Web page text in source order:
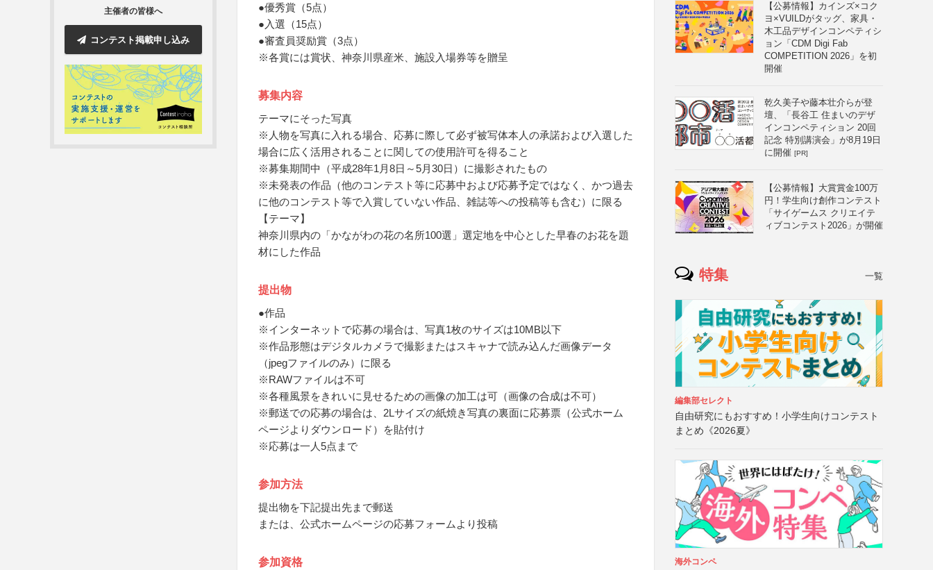
主催者の皆様へ
コンテスト掲載申し込み
●優秀賞（5点）
●入選（15点）
●審査員奨励賞（3点）
※各賞には賞状、神奈川県産米、施設入場券等を贈呈
募集内容
テーマにそった写真
※人物を写真に入れる場合、応募に際して必ず被写体本人の承諾および入選した
場合に広く活用されることに関しての使用許可を得ること
※募集期間中（平成28年1月8日～5月30日）に撮影されたもの
※未発表の作品（他のコンテスト等に応募中および応募予定ではなく、かつ過去
に他のコンテスト等で入賞していない作品、雑誌等への投稿等も含む）に限る
【テーマ】
神奈川県内の「かながわの花の名所100選」選定地を中心とした早春のお花を題
材にした作品
提出物
●作品
※インターネットで応募の場合は、写真1枚のサイズは10MB以下
※作品形態はデジタルカメラで撮影またはスキャナで読み込んだ画像データ
（jpegファイルのみ）に限る
※RAWファイルは不可
※各種風景をきれいに見せるための画像の加工は可（画像の合成は不可）
※郵送での応募の場合は、2Lサイズの紙焼き写真の裏面に応募票（公式ホーム
ページよりダウンロード）を貼付け
※応募は一人5点まで
参加方法
提出物を下記提出先まで郵送
または、公式ホームページの応募フォームより投稿
参加資格
【公募情報】カインズ×コク
ヨ×VUILDがタッグ、家具・
木工品デザインコンペティシ
ョン「CDM Digi Fab
COMPETITION 2026」を初
開催
乾久美子や藤本壮介らが登
壇、「長谷工 住まいのデザ
インコンペティション 20回
記念 特別講演会」が8月19日
に開催 [PR]
【公募情報】大賞賞金100万
円！学生向け創作コンテスト
「サイゲームス クリエイテ
ィブコンテスト2026」が開催
特集 一覧
編集部セレクト
自由研究にもおすすめ！小学生向けコンテスト
まとめ《2026夏》
海外コンペ